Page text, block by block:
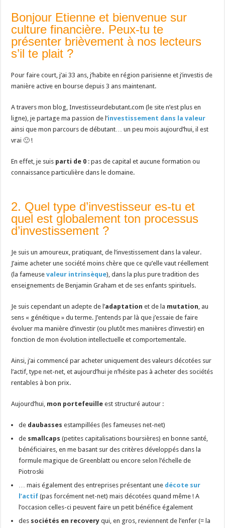
Bonjour Etienne et bienvenue sur
culture financière. Peux-tu te
présenter brièvement à nos lecteurs
s’il te plait ?
Pour faire court, j’ai 33 ans, j’habite en région parisienne et j’investis de
manière active en bourse depuis 3 ans maintenant.
A travers mon blog, Investisseurdebutant.com (le site n’est plus en
ligne), je partage ma passion de l’investissement dans la valeur
ainsi que mon parcours de débutant… un peu mois aujourd’hui, il est
vrai 🙂 !
En effet, je suis parti de 0 : pas de capital et aucune formation ou
connaissance particulière dans le domaine.
2. Quel type d’investisseur es-tu et
quel est globalement ton processus
d’investissement ?
Je suis un amoureux, pratiquant, de l’investissement dans la valeur.
J’aime acheter une société moins chère que ce qu’elle vaut réellement
(la fameusevaleur intrinsèque), dans la plus pure tradition des
enseignements de Benjamin Graham et de ses enfants spirituels.
Je suis cependant un adepte de l’adaptation et de la mutation, au
sens « génétique » du terme. J’entends par là que j’essaie de faire
évoluer ma manière d’investir (ou plutôt mes manières d’investir) en
fonction de mon évolution intellectuelle et comportementale.
Ainsi, j’ai commencé par acheter uniquement des valeurs décotées sur
l’actif, type net-net, et aujourd’hui je n’hésite pas à acheter des sociétés
rentables à bon prix.
Aujourd’hui, mon portefeuille est structuré autour :
de daubasses estampillées (les fameuses net-net)
de smallcaps (petites capitalisations boursières) en bonne santé,
bénéficiaires, en me basant sur des critères développés dans la
formule magique de Greenblatt ou encore selon l’échelle de
Piotroski
… mais également des entreprises présentant une décote sur
l’actif (pas forcément net-net) mais décotées quand même ! A
l’occasion celles-ci peuvent faire un petit bénéfice également
des sociétés en recovery qui, en gros, reviennent de l’enfer (= la